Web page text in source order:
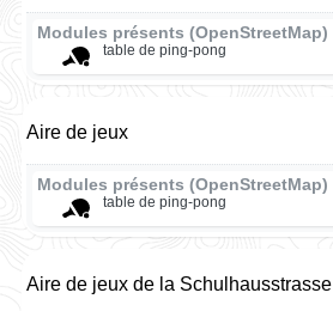
Modules présents (OpenStreetMap)
table de ping-pong
Aire de jeux
Modules présents (OpenStreetMap)
table de ping-pong
Aire de jeux de la Schulhausstrasse